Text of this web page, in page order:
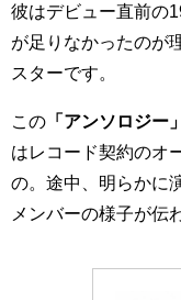
彼はデビュー直前の
が足りなかったのが
スターです。
この 「アンソロジー」
はレコード契約のオ
の。途中、明らかに
メンバーの様子が伝